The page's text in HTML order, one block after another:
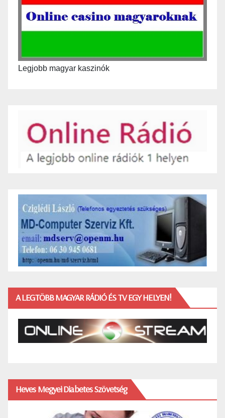
Legjobb magyar kaszinók
A LEGTÖBB MAGYAR RÁDIÓ ÉS TV EGY HELYEN!
Heves Megyei Diabetes Szövetség